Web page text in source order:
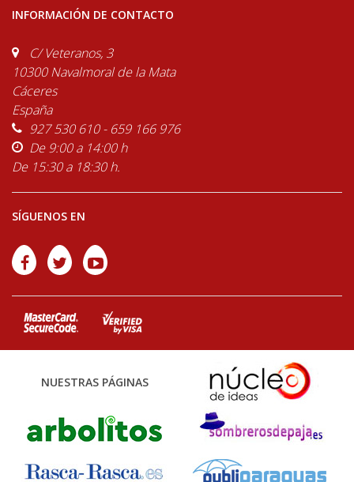
INFORMACIÓN DE CONTACTO
C/ Veteranos, 3
10300 Navalmoral de la Mata
Cáceres
España
927 530 610 - 659 166 976
De 9:00 a 14:00 h
De 15:30 a 18:30 h.
SÍGUENOS EN
NUESTRAS PÁGINAS